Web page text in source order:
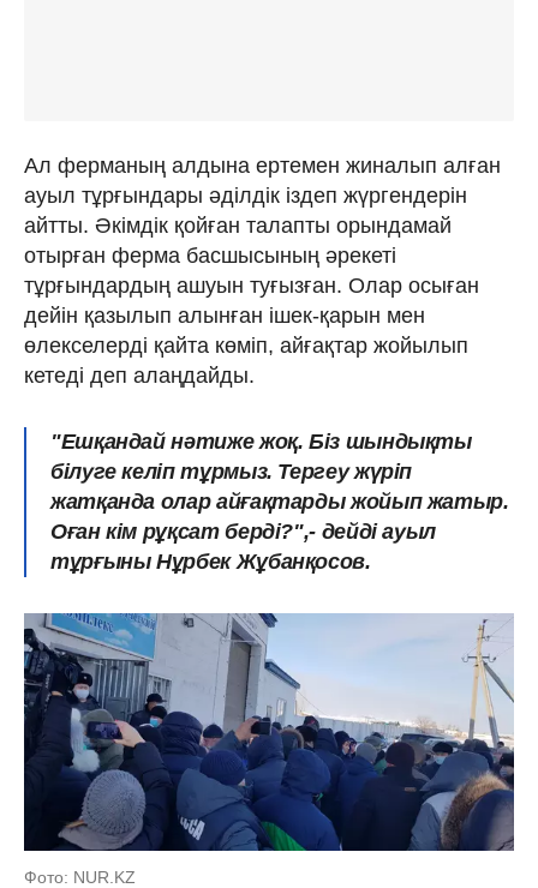
Ал ферманың алдына ертемен жиналып алған
ауыл тұрғындары әділдік іздеп жүргендерін
айтты. Әкімдік қойған талапты орындамай
отырған ферма басшысының әрекеті
тұрғындардың ашуын туғызған. Олар осыған
дейін қазылып алынған ішек-қарын мен
өлекселерді қайта көміп, айғақтар жойылып
кетеді деп алаңдайды.
"Ешқандай нәтиже жоқ. Біз шындықты
білуге келіп тұрмыз. Тергеу жүріп
жатқанда олар айғақтарды жойып жатыр.
Оған кім рұқсат берді?",- дейді ауыл
тұрғыны Нұрбек Жұбанқосов.
Фото: NUR.KZ